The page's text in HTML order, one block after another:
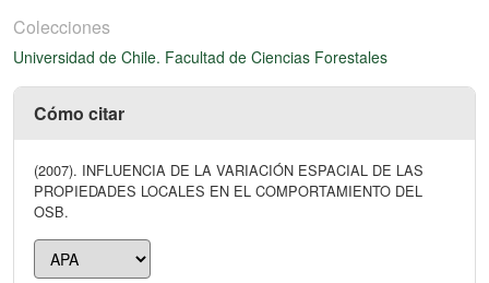
Colecciones
Universidad de Chile. Facultad de Ciencias Forestales
Cómo citar
(2007). INFLUENCIA DE LA VARIACIÓN ESPACIAL DE LAS
PROPIEDADES LOCALES EN EL COMPORTAMIENTO DEL
OSB.